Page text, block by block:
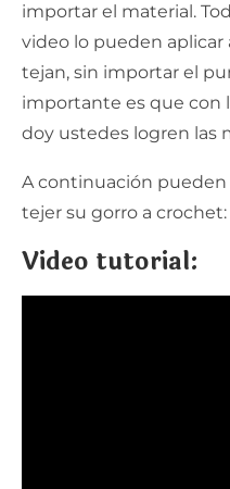
importar el material.
video lo pueden
tejan, sin importar el
importante es que con
doy ustedes logren las
A continuación pueden
tejer su gorro a crochet:
Video tutorial: